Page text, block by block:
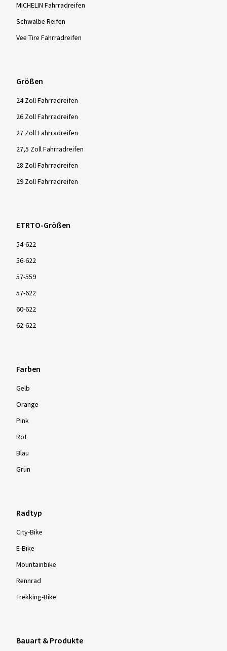
MICHELIN Fahrradreifen
Schwalbe Reifen
Vee Tire Fahrradreifen
Größen
24 Zoll Fahrradreifen
26 Zoll Fahrradreifen
27 Zoll Fahrradreifen
27,5 Zoll Fahrradreifen
28 Zoll Fahrradreifen
29 Zoll Fahrradreifen
ETRTO-Größen
54-622
56-622
57-559
57-622
60-622
62-622
Farben
Gelb
Orange
Pink
Rot
Blau
Grün
Radtyp
City-Bike
E-Bike
Mountainbike
Rennrad
Trekking-Bike
Bauart & Produkte